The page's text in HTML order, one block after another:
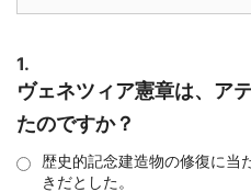
1.
ヴェネツィア憲章は、ア
たのですか？
歴史的記念建造物の修復に当
きだとした。